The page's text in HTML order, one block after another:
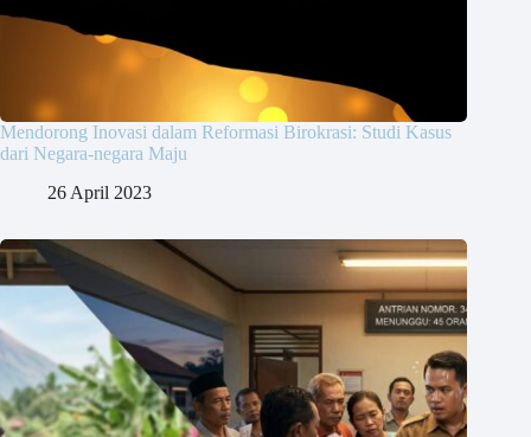
Mendorong Inovasi dalam Reformasi Birokrasi: Studi Kasus
dari Negara-negara Maju
26 April 2023